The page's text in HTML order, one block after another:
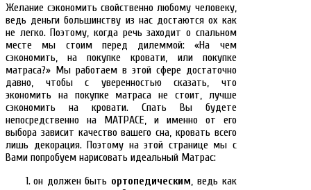
Желание сэкономить свойственно любому человеку,
ведь деньги большинству из нас достаются ох как
не легко. Поэтому, когда речь заходит о спальном
месте мы стоим перед дилеммой: «На чем
сэкономить, на покупке кровати, или покупке
матраса?» Мы работаем в этой сфере достаточно
давно, чтобы с уверенностью сказать, что
экономить на покупке матраса не стоит, лучше
сэкономить на кровати. Спать Вы будете
непосредственно на МАТРАСЕ, и именно от его
выбора зависит качество вашего сна, кровать всего
лишь декорация. Поэтому на этой странице мы с
Вами попробуем нарисовать идеальный Матрас:
он должен быть ортопедическим, ведь как